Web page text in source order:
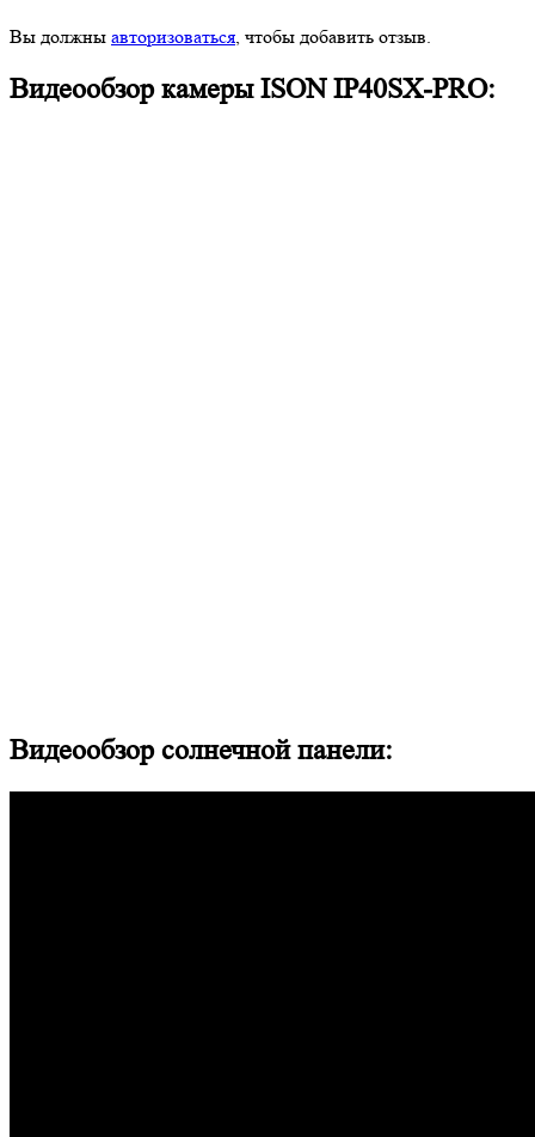
Вы должны авторизоваться, чтобы добавить отзыв.
Видеообзор камеры ISON IP40SX-PRO:
Видеообзор солнечной панели: